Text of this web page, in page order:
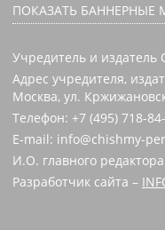
ПОКАЗАТЬ БАННЕРНЫЕ
Учредитель и
Адрес учредителя,
Москва, ул.
Телефон: +7 (495) 718-
E-mail: info@chishmy-
И.О. главного
Разработчик сайта –